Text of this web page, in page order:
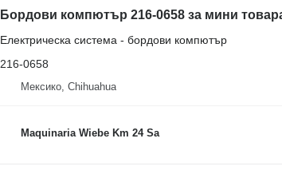
Електрическа система - бордови компютър
216-0658
Мексико, Chihuahua
Maquinaria Wiebe Km 24 Sa